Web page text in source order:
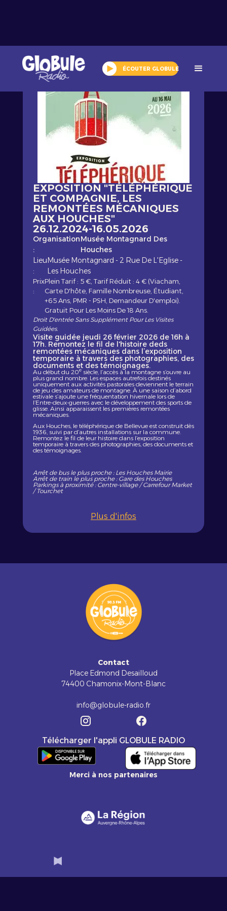
ÉCOUTER GLOBULE
Tout l'agenda
EXPOSITION "TÉLÉPHÉRIQUE
ET COMPAGNIE, LES
REMONTÉES MÉCANIQUES
AUX HOUCHES"
26.12.2024-16.05.2026
Organisation
:
Musée Montagnard Des
Houches
Lieu
:
Musée Montagnard - 2 Rue De L'Eglise -
Les Houches
Prix
:
Plein Tarif : 5 €, Tarif Réduit : 4 € (Viacham,
Carte D'hôte, Famille Nombreuse, Étudiant,
+65 Ans, PMR - PSH, Demandeur D'emploi).
Gratuit Pour Les Moins De 18 Ans.
Droit D'entrée Sans Supplément Pour Les Visites
Guidées.
Visite guidée jeudi 26 février 2026 de 16h à
17h. Remontez le fil de l'histoire deds
remontées mécaniques dans l’exposition
temporaire à travers des photographies, des
documents et des témoignages.
Au début du 20esiècle, l’accès à la montagne s’ouvre au
plus grand nombre. Les espaces autrefois destinés
uniquement aux activités pastorales deviennent le terrain
de jeu des amateurs de montagne. À une saison d’abord
estivale s’ajoute une fréquentation hivernale lors de
l’Entre-deux-guerres avec le développement des sports de
glisse. Ainsi apparaissent les premières remontées
mécaniques.
Aux Houches, le téléphérique de Bellevue est construit dès
1936, suivi par d’autres installations sur la commune.
Remontez le fil de leur histoire dans l’exposition
temporaire à travers des photographies, des documents et
des témoignages.
Arrêt de bus le plus proche : Les Houches Mairie
Arrêt de train le plus proche : Gare des Houches
Parkings à proximité : Centre-village / Carrefour Market
/ Tourchet
Plus d'infos
Contact
Place Edmond Desailloud
74400 Chamonix-Mont-Blanc
info@globule-radio.fr
Télécharger l'appli GLOBULE RADIO
Merci à nos partenaires
Slide 3 of 6.